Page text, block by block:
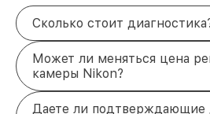
Сколько стоит
Может ли меняться цена
камеры Nikon?
Даете ли подтверждающие